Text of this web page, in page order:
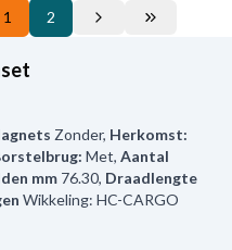
1 2
Zonder, Herkomst:
Met, Aantal
mm 76.30, Draadlengte
Wikkeling: HC-CARGO